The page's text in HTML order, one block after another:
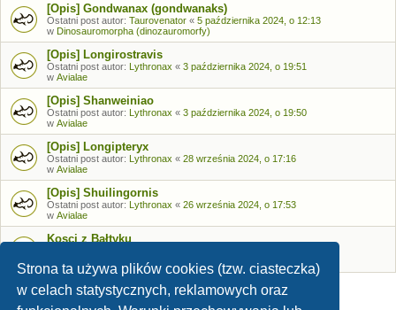
Strona ta używa plików cookies (tzw. ciasteczka)
w celach statystycznych, reklamowych oraz
[Opis] Gondwanax (gondwanaks)
Ostatni post autor: Taurovenator « 5 października 2024, o 12:13
w Dinosauromorpha (dinozauromorfy)
[Opis] Longirostravis
Ostatni post autor: Lythronax « 3 października 2024, o 19:51
w Avialae
[Opis] Shanweiniao
Ostatni post autor: Lythronax « 3 października 2024, o 19:50
w Avialae
[Opis] Longipteryx
Ostatni post autor: Lythronax « 28 września 2024, o 17:16
w Avialae
[Opis] Shuilingornis
Ostatni post autor: Lythronax « 26 września 2024, o 17:53
w Avialae
Kosci z Bałtyku
Skamieniałości - identyfikacja